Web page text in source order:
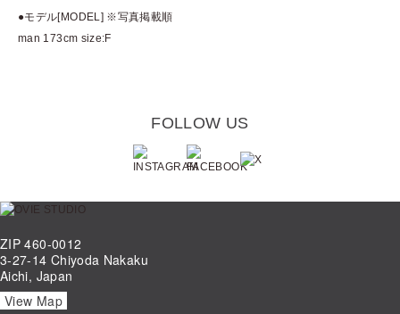
●モデル[MODEL] ※写真掲載順
man 173cm size:F
FOLLOW US
ZIP 460-0012
3-27-14 Chiyoda Nakaku
Aichi, Japan
View Map